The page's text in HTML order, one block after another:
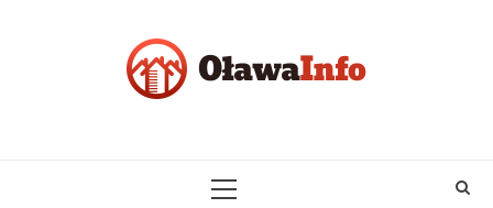
PRIMARY